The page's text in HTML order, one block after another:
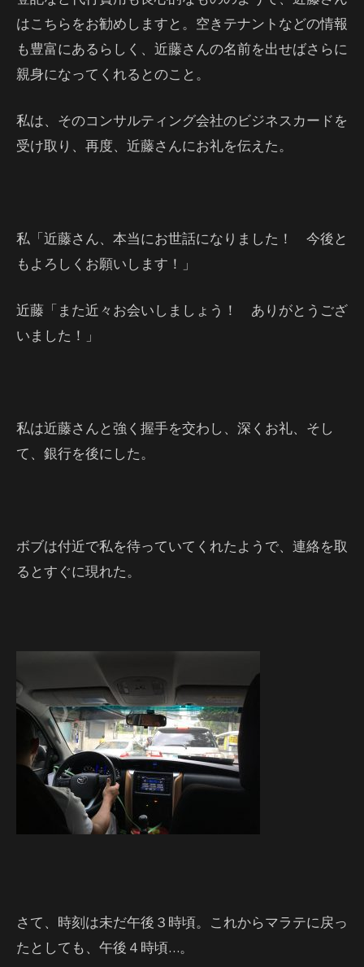
はこちらをお勧めしますと。空きテナントなどの情報
も豊富にあるらしく、近藤さんの名前を出せばさらに
親身になってくれるとのこと。
私は、そのコンサルティング会社のビジネスカードを
受け取り、再度、近藤さんにお礼を伝えた。
私「近藤さん、本当にお世話になりました！ 今後と
もよろしくお願いします！」
近藤「また近々お会いしましょう！ ありがとうござ
いました！」
私は近藤さんと強く握手を交わし、深くお礼、そし
て、銀行を後にした。
ボブは付近で私を待っていてくれたようで、連絡を取
るとすぐに現れた。
さて、時刻は未だ午後３時頃。これからマラテに戻っ
たとしても、午後４時頃…。